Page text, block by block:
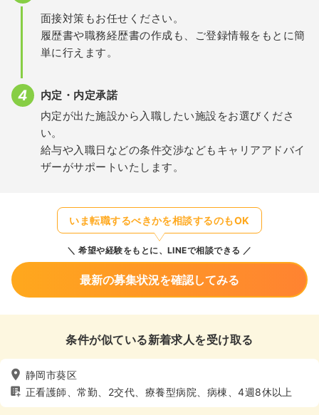
面接対策もお任せください。
履歴書や職務経歴書の作成も、ご登録情報をもとに簡
単に行えます。
内定・内定承諾
内定が出た施設から入職したい施設をお選びくださ
い。
給与や入職日などの条件交渉などもキャリアアドバイ
ザーがサポートいたします。
いま転職するべきかを相談するのもOK
希望や経験をもとに、LINEで相談できる
最新の募集状況を確認してみる
条件が似ている新着求人を受け取る
静岡市葵区
正看護師、常勤、2交代、療養型病院、病棟、4週8休以上